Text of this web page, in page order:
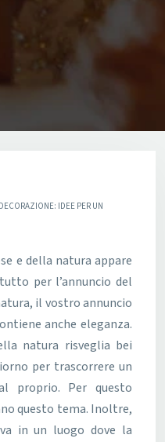
IDEE PER UN
per l’annuncio del
il vostro annuncio
anche eleganza.
natura risveglia bei
per trascorrere un
proprio. Per questo
questo tema. Inoltre,
in un luogo dove la